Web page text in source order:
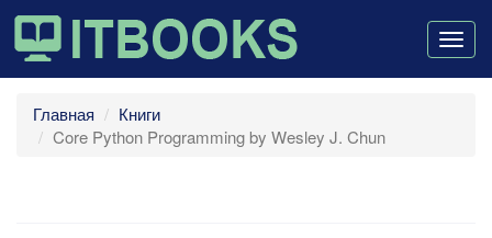
Главная
Книги
Core Python Programming by Wesley J. Chun